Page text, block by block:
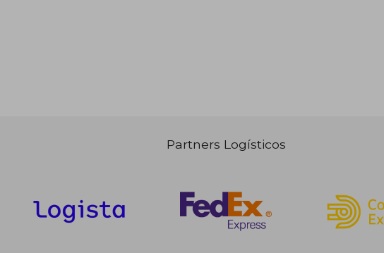
Partners Logísticos